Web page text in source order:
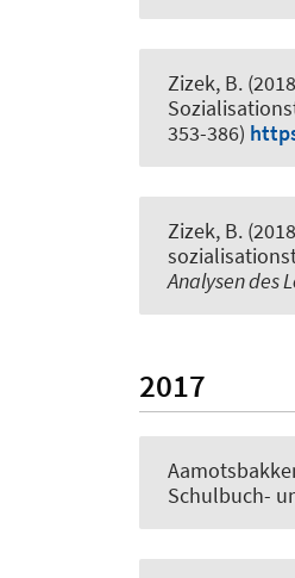
Zizek, B.
353-386)
Zizek, B.
Analysen des
2017
Schulbuch-